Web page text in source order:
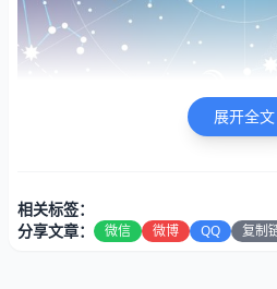
展开全文
相关标签：
分享文章：
微信 微博 QQ 复制